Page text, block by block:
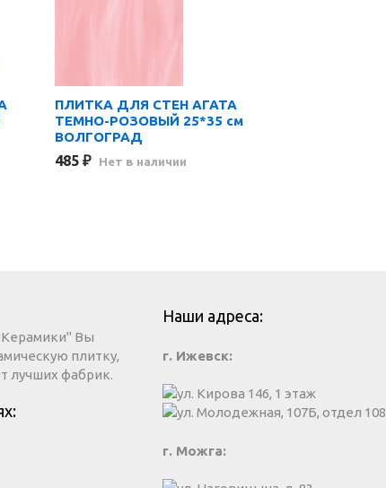
ПЛИТКА ДЛЯ СТЕН АГАТА
ТЕМНО-РОЗОВЫЙ 25*35 см
ВОЛГОГРАД
485 ₽ Нет в наличии
Керамики" Вы
плитку,
лучших фабрик.
Наши адреса:
г. Ижевск:
ул. Кирова 146, 1 этаж
ул. Молодежная, 107Б, отдел 108
г. Можга: